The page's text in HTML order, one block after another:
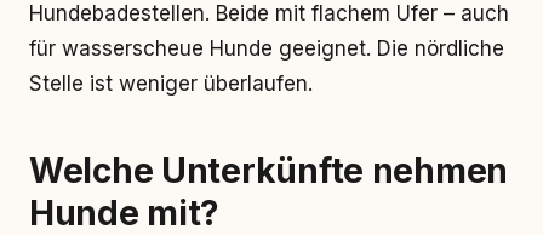
Hundebadestellen. Beide mit flachem Ufer – auch
für wasserscheue Hunde geeignet. Die nördliche
Stelle ist weniger überlaufen.
Welche Unterkünfte nehmen
Hunde mit?